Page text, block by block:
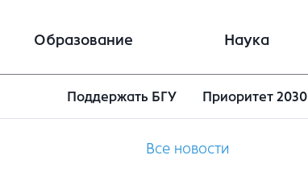
Образование Наука
Поддержать БГУ Приоритет 2030
Все новости